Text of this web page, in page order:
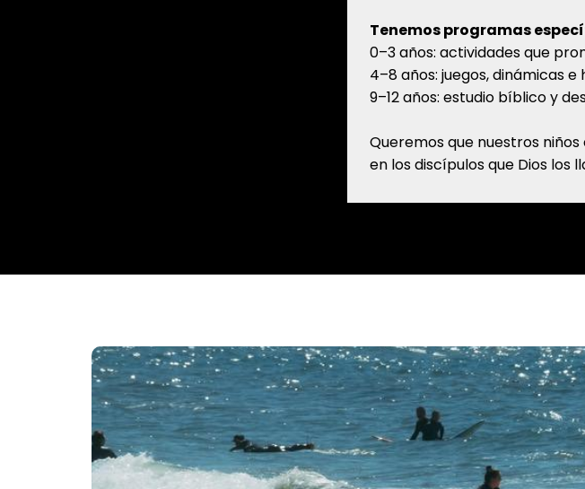
Tenemos programas
0–3 años: actividades que
4–8 años: juegos, dinámicas
9–12 años: estudio bíblico y
Queremos que nuestros
en los discípulos que Dios los